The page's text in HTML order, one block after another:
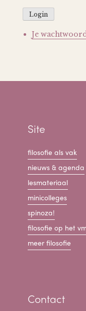
Login
Je
Site
filosofie als vak
nieuws & agenda
lesmateriaal
minicolleges
spinoza!
filosofie op het
meer filosofie
Contact